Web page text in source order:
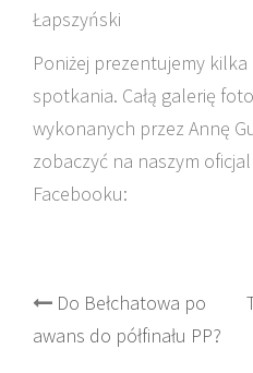
Łapszyński
Poniżej prezentujemy
spotkania. Całą galerię
wykonanych przez Annę
zobaczyć na naszym
Facebooku:
Post
navigation
Do Bełchatowa po
awans do półfinału PP?